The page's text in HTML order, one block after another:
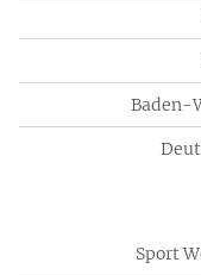
Baden-
Sport